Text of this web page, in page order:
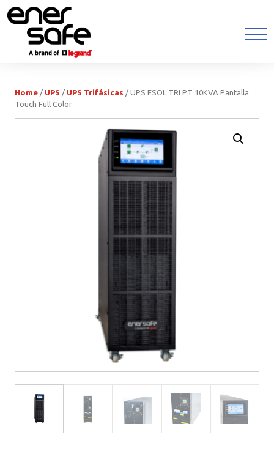
Home / UPS / UPS Trifásicas / UPS ESOL TRI PT 10KVA Pantalla
Touch Full Color